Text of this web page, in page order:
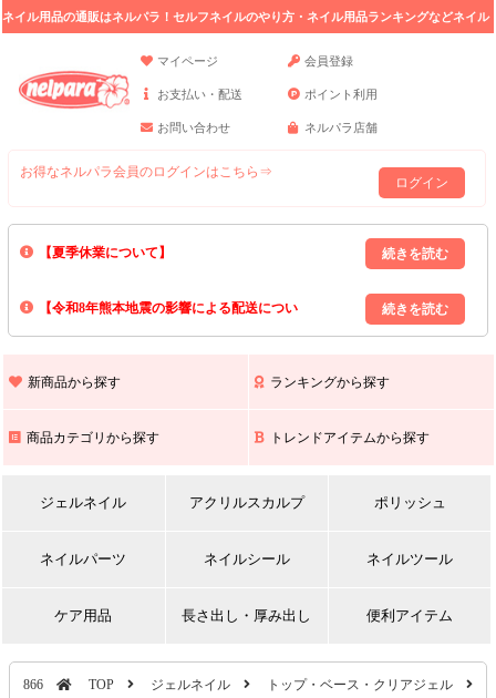
ネイル用品の通販はネルパラ！セルフネイルのやり方・ネイル用品ランキングなどネイル
マイページ
会員登録
お支払い・配送 ポイント利用
お問い合わせ ネルパラ店舗
お得なネルパラ会員のログインはこちら⇒
ログイン
【夏季休業について】
8/13(木)～8/16(日)の間｢出荷業務・お問い合わせ業務｣はお休みいたしま
上記期間中のご注文・お問い合わせは8/17(月)以降の対応となりますので
【令和8年熊本地震の影響による配送につい
また､ 九州全域でお荷物のお届けに遅延が生じております｡
新商品から探す ランキングから探す
商品カテゴリから探す トレンドアイテムから探す
ジェルネイル アクリルスカルプ ポリッシュ
ネイルパーツ ネイルシール ネイルツール
ケア用品 長さ出し・厚み出し 便利アイテム
866 TOP ジェルネイル トップ・ベース・クリアジェル